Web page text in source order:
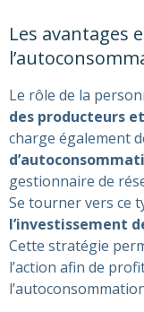
Les avantages
Le rôle de la
des producteurs
charge également
gestionnaire de
Se tourner vers ce
l’investissement
Cette stratégie
l’action afin de